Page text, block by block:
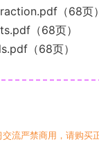
（68页
（68页）
（68页）
流严禁商用，请购